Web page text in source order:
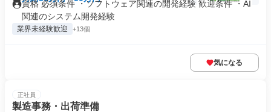
資格 必須条件 ・ソフトウェア関連の開発経験 歓迎条件 ・AI
関連のシステム開発経験
業界未経験歓迎 +13個
気になる
正社員
製造事務・出荷準備